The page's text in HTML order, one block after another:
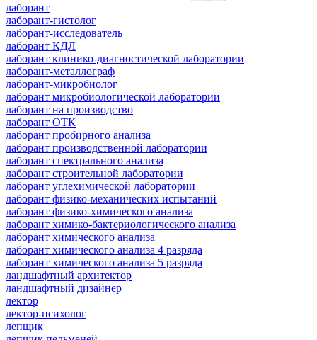
лаборант
лаборант-гистолог
лаборант-исследователь
лаборант КДЛ
лаборант клинико-диагностической лаборатории
лаборант-металлограф
лаборант-микробиолог
лаборант микробиологической лаборатории
лаборант на производство
лаборант ОТК
лаборант пробирного анализа
лаборант производственной лаборатории
лаборант спектрального анализа
лаборант строительной лаборатории
лаборант углехимической лаборатории
лаборант физико-механических испытаний
лаборант физико-химического анализа
лаборант химико-бактериологического анализа
лаборант химического анализа
лаборант химического анализа 4 разряда
лаборант химического анализа 5 разряда
ландшафтный архитектор
ландшафтный дизайнер
лектор
лектор-психолог
лепщик